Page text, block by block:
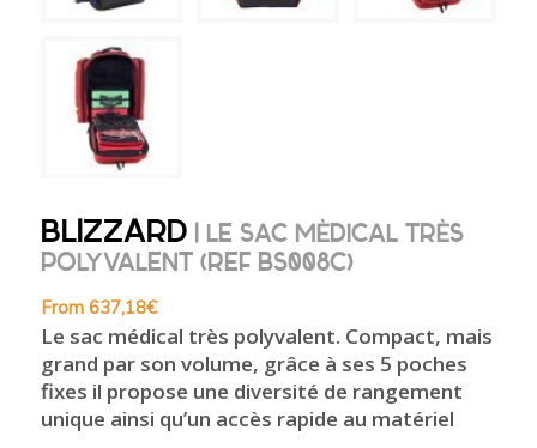
BLIZZARD| LE SAC MÈDICAL TRÈS
POLYVALENT (REF BS008C)
From 637,18€
Le sac médical très polyvalent. Compact, mais
grand par son volume, grâce à ses 5 poches
fixes il propose une diversité de rangement
unique ainsi qu’un accès rapide au matériel